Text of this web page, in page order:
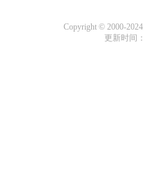
Copyright © 2000-2024
更新时间